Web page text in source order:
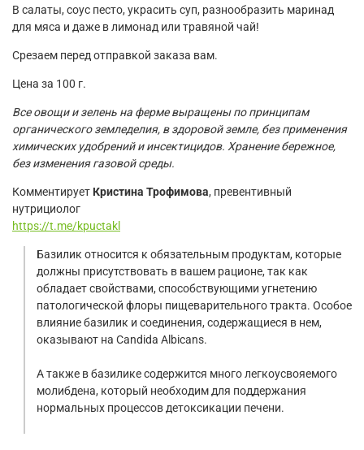
В салаты, соус песто, украсить суп, разнообразить маринад
для мяса и даже в лимонад или травяной чай!
Срезаем перед отправкой заказа вам.
Цена за 100 г.
Все овощи и зелень на ферме выращены по принципам
органического земледелия, в здоровой земле, без применения
химических удобрений и инсектицидов. Хранение бережное,
без изменения газовой среды.
Комментирует Кристина Трофимова, превентивный
нутрициолог
https://t.me/kpuctakl
Базилик относится к обязательным продуктам, которые
должны присутствовать в вашем рационе, так как
обладает свойствами, способствующими угнетению
патологической флоры пищеварительного тракта. Особое
влияние базилик и соединения, содержащиеся в нем,
оказывают на Candida Albicans.
А также в базилике содержится много легкоусвояемого
молибдена, который необходим для поддержания
нормальных процессов детоксикации печени.